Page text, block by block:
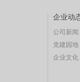
企业动
公司新闻
党建园地
企业文化